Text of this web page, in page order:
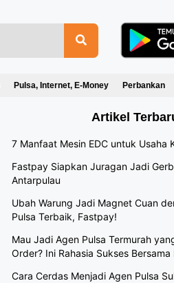
Pulsa, Internet, E-Money Perbankan
Artikel
7 Manfaat Mesin EDC untuk Usaha
Fastpay Siapkan Juragan Jadi
Antarpulau
Ubah Warung Jadi Magnet Cuan
Pulsa Terbaik, Fastpay!
Mau Jadi Agen Pulsa Termurah
Order? Ini Rahasia Sukses
Cara Cerdas Menjadi Agen Pulsa